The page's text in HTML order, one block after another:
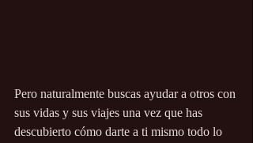
Pero naturalmente buscas ayudar a otros con
sus vidas y sus viajes una vez que has
descubierto cómo darte a ti mismo todo lo